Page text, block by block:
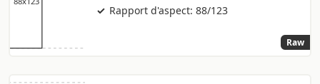
Rapport d'aspect: 88/123
Raw